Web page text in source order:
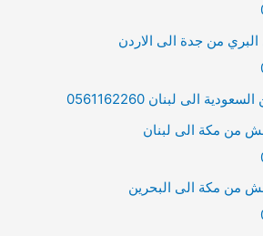
من جدة الى الاردن
الى لبنان 0561162260
من مكة الى لبنان
من مكة الى البحرين